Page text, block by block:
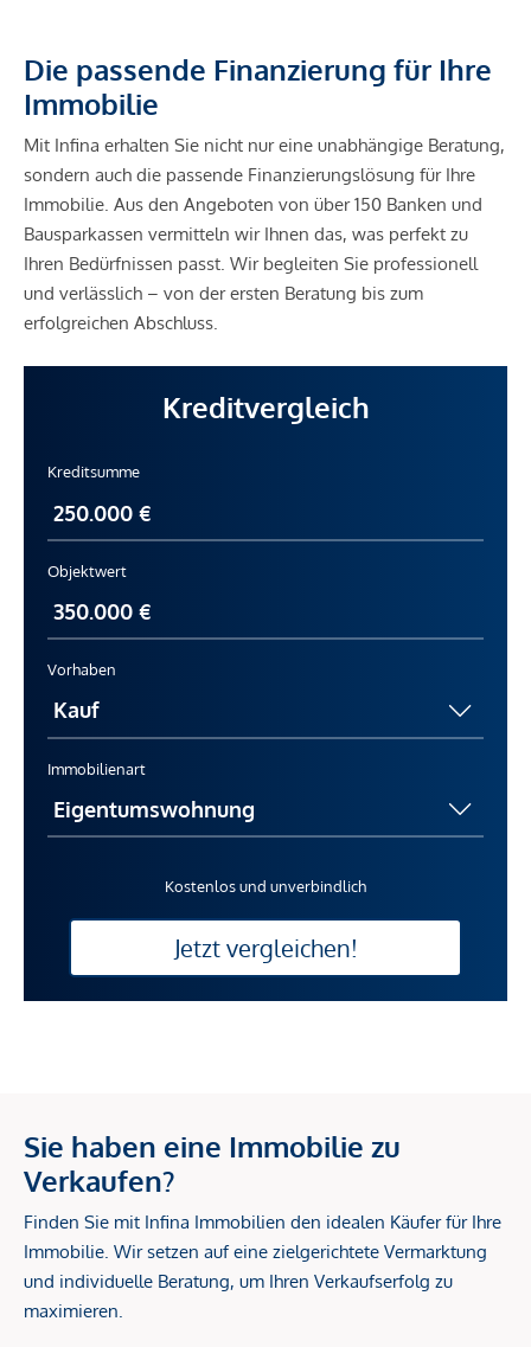
Die passende Finanzierung für Ihre
Immobilie
Mit Infina erhalten Sie nicht nur eine unabhängige Beratung,
sondern auch die passende Finanzierungslösung für Ihre
Immobilie. Aus den Angeboten von über 150 Banken und
Bausparkassen vermitteln wir Ihnen das, was perfekt zu
Ihren Bedürfnissen passt. Wir begleiten Sie professionell
und verlässlich – von der ersten Beratung bis zum
erfolgreichen Abschluss.
Kreditvergleich
Kreditsumme
Objektwert
Vorhaben
Immobilienart
Kostenlos und unverbindlich
Jetzt vergleichen!
Sie haben eine Immobilie zu
Verkaufen?
Finden Sie mit Infina Immobilien den idealen Käufer für Ihre
Immobilie. Wir setzen auf eine zielgerichtete Vermarktung
und individuelle Beratung, um Ihren Verkaufserfolg zu
maximieren.